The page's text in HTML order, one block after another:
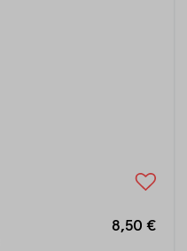
8,50 €